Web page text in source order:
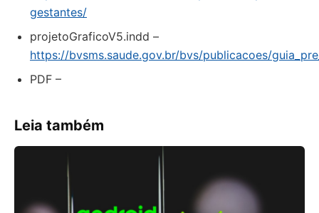
gestantes/
projetoGraficoV5.indd –
https://bvsms.saude.gov.br/bvs/publicacoes/
PDF –
Leia também